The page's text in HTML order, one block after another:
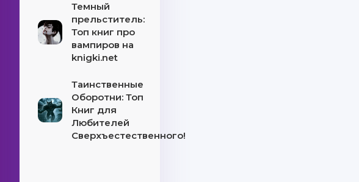
Темный
прельститель:
Топ книг про
вампиров на
knigki.net
Таинственные
Оборотни: Топ
Книг для
Любителей
Сверхъестественного!